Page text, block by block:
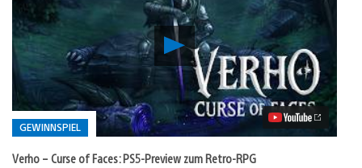
Verho
–
Curse
of
Faces:
PS5-
Preview
zum
Retro-
GEWINNSPIEL
Verho – Curse of Faces: PS5-Preview zum Retro-RPG